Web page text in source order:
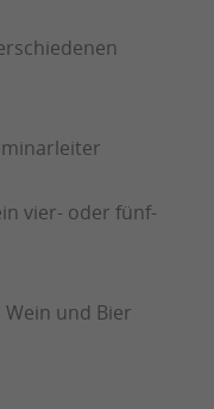
vier- oder fünf-
und Bier